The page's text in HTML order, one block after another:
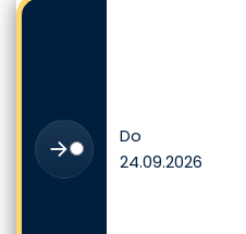
Do
24.09.2026